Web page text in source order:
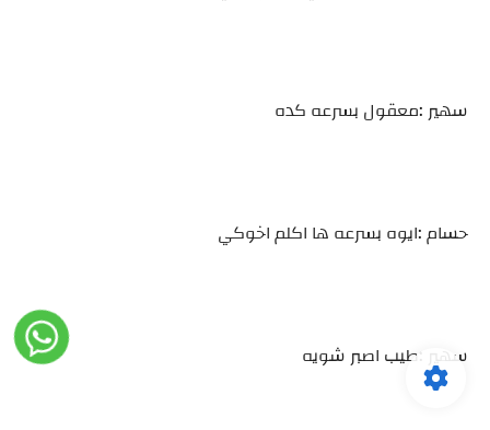
سهير :معقول بسرعه كده
حسام :ايوه بسرعه ها اكلم اخوكي
سهير :طيب اصبر شويه